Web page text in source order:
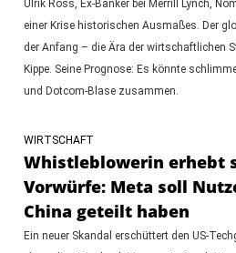
Ulrik Ross, Ex-Banker bei Merrill Lynch,
einer Krise historischen Ausmaßes. Der
der Anfang – die Ära der wirtschaftlichen
Kippe. Seine Prognose: Es könnte
und Dotcom-Blase zusammen.
WIRTSCHAFT
Whistleblowerin erhebt
Vorwürfe: Meta soll
China geteilt haben
Ein neuer Skandal erschüttert den US-